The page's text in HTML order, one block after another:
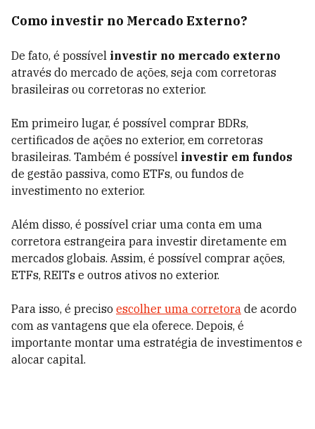
Como investir no Mercado Externo?
De fato, é possível investir no mercado externo
através do mercado de ações, seja com corretoras
brasileiras ou corretoras no exterior.
Em primeiro lugar, é possível comprar BDRs,
certificados de ações no exterior, em corretoras
brasileiras. Também é possível investir em fundos
de gestão passiva, como ETFs, ou fundos de
investimento no exterior.
Além disso, é possível criar uma conta em uma
corretora estrangeira para investir diretamente em
mercados globais. Assim, é possível comprar ações,
ETFs, REITs e outros ativos no exterior.
Para isso, é preciso escolher uma corretora de acordo
com as vantagens que ela oferece. Depois, é
importante montar uma estratégia de investimentos e
alocar capital.